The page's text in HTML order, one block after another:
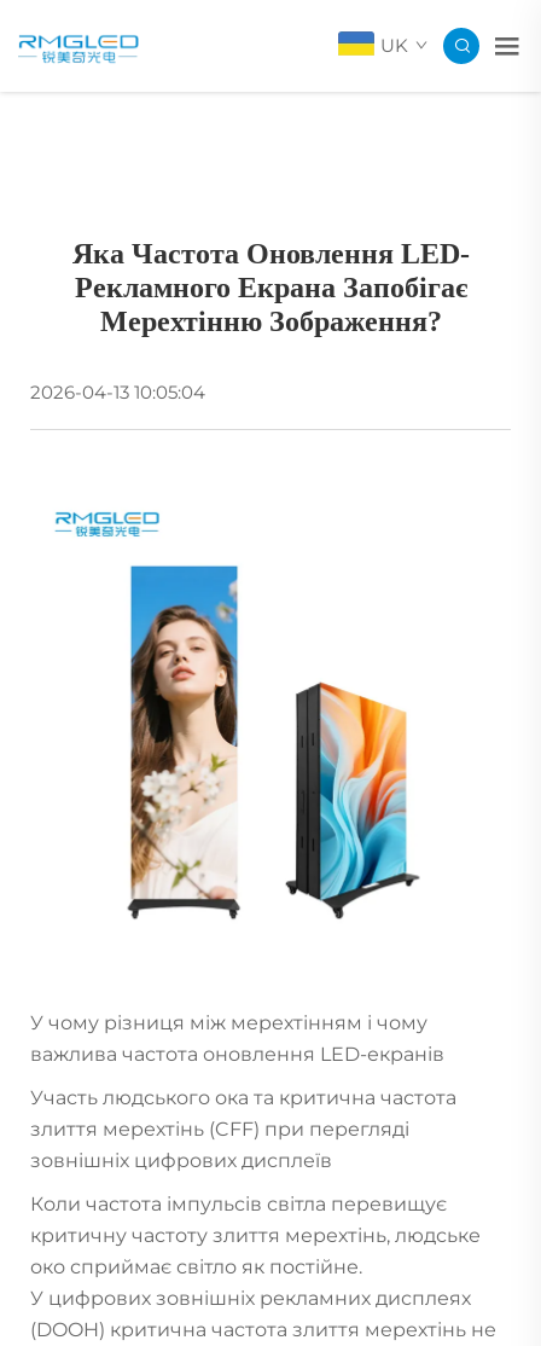
UK
Яка Частота Оновлення LED-
Рекламного Екрана Запобігає
Мерехтінню Зображення?
2026-04-13 10:05:04
У чому різниця між мерехтінням і чому
важлива частота оновлення LED-екранів
Участь людського ока та критична частота
злиття мерехтінь (CFF) при перегляді
зовнішніх цифрових дисплеїв
Коли частота імпульсів світла перевищує
критичну частоту злиття мерехтінь, людське
око сприймає світло як постійне.
У цифрових зовнішніх рекламних дисплеях
(DOOH) критична частота злиття мерехтінь не